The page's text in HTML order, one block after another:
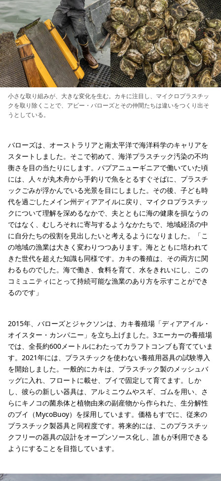
小さな取り組みが、大きな変化を生む。カキに注目し、マイクロプラスチッ
クを取り除くことで、アビー・バローズとその仲間たちは違いをつくり出そ
うとしている。
バローズは、オーストラリアと南太平洋で海洋科学のキャリアを
スタートしました。そこで初めて、海洋プラスチック汚染の不均
衡さを目の当たりにします。パプアニューギニアで働いていた頃
には、人々が丸木舟から手釣りで魚をとるすぐそばに、プラスチ
ックごみが浮かんでいる光景を目にしました。その後、子ども時
代を過ごしたメイン州ディアアイルに戻り、マイクロプラスチッ
クについて理解を深めるなかで、夫とともに海の健康を損なうの
ではなく、むしろそれに寄与するようなかたちで、地域経済の中
に自分たちの役割を見出したいと考えるようになりました。「こ
の地域の漁業は大きく変わりつつあります。海とともに培われて
きた世代を超えた知識も同様です。カキの養殖は、その両方に関
わるものでした。海で働き、食料を育て、水をきれいにし、この
コミュニティにとって持続可能な漁業のあり方を示すことができ
るのです」
2015年、バローズとジャクソンは、カキ養殖場「ディアアイル・
オイスター・カンパニー」を立ち上げました。3エーカーの養殖場
では、全長約600メートルにわたってカラフトコンブも育てていま
す。2021年には、プラスチックを使わない養殖用器具の試験導入
を開始しました。一般的にカキは、プラスチック製のメッシュバ
ッグに入れ、フロートに載せ、ブイで固定して育てます。しか
し、彼らの新しい器具は、アルミニウムやスギ、ゴムを用い、さ
らにキノコの菌糸体と植物由来の副産物から作られた、生分解性
のブイ（MycoBuoy）を採用しています。価格もすでに、従来の
プラスチック製器具と同程度です。将来的には、このプラスチッ
クフリーの器具の設計をオープンソース化し、誰もが利用できる
ようにすることを目指しています。